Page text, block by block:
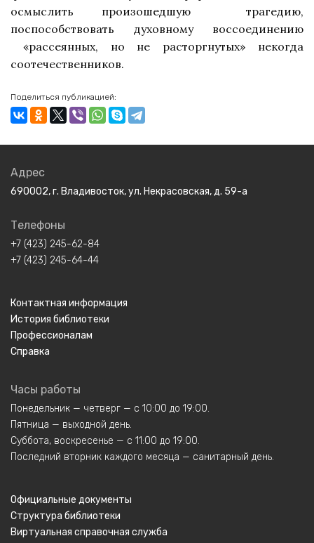
осмыслить произошедшую
трагедию,
поспособствовать духовному воссоединению
«рассеянных, но не
расторгнутых» некогда
соотечественников.
Поделиться публикацией:
Адрес
690002, г. Владивосток, ул. Некрасовская, д. 59-а
Телефоны
+7 (423) 245-62-84
+7 (423) 245-64-44
Контактная информация
История библиотеки
Профессионалам
Справка
Часы работы
Понедельник — четверг — с 10:00 до 19:00.
Пятница — выходной день.
Суббота, воскресенье — с 11:00 до 19:00.
Последний вторник каждого месяца — санитарный день.
Официальные документы
Структура библиотеки
Виртуальная справочная служба